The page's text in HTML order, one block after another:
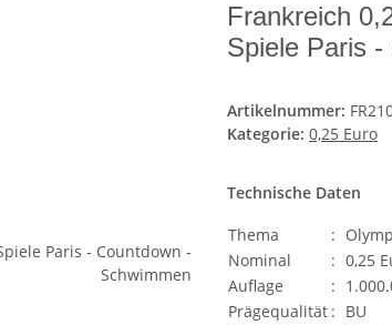
Frankreich
Spiele Paris
Artikelnummer:
Kategorie: 0,25 Euro
Technische Daten
Thema
:
Nominal
: 0,25
Auflage
:
Prägequalität : BU